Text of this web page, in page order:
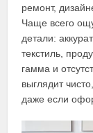
ремонт,
Чаще всего
детали:
текстиль,
гамма и
выглядит
даже если